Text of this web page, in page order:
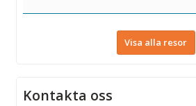
Visa alla resor
Kontakta oss